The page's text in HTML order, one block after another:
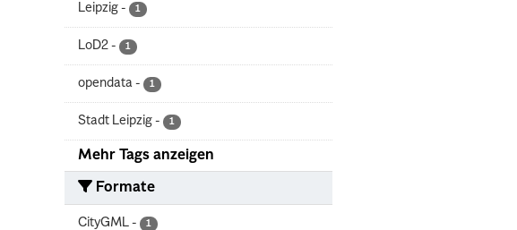
Leipzig - 1
LoD2 - 1
opendata - 1
Stadt Leipzig - 1
Mehr Tags anzeigen
Formate
CityGML - 1